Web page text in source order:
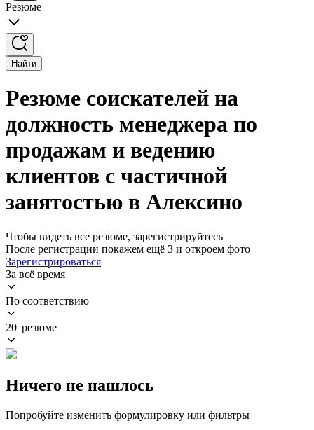
Резюме
Найти
Резюме соискателей на
должность менеджера по
продажам и ведению
клиентов с частичной
занятостью в Алексино
Чтобы видеть все резюме, зарегистрируйтесь
После регистрации покажем ещё 3 и откроем фото
Зарегистрироваться
За всё время
По соответствию
20 резюме
Ничего не нашлось
Попробуйте изменить формулировку или фильтры